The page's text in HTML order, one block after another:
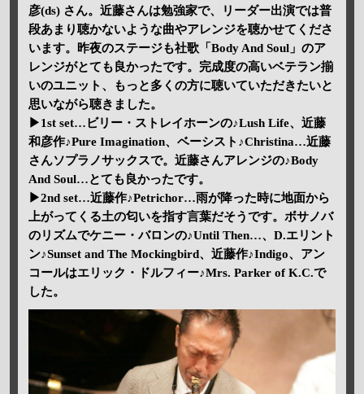
彦(ds) さん。近藤さんは勉強家で、リーダー出演では普
段あまり聴かないような曲やアレンジを聴かせてくださ
います。昨夜のステージも社歌「Body And Soul」のア
レンジがとても良かったです。完成度の高いベテラン揃
いのユニット、もっと多くの方に聴いていただきたいと
思いながら聴きました。
▶1st set…ビリー・ストレイホーンの♪Lush Life、近藤
和彦作♪Pure Imagination、ベーシスト♪Christina…近藤
さんソプラノサックスで。近藤さんアレンジの♪Body
And Soul…とても良かったです。
▶2nd set…近藤作♪Petrichor…雨が降った時に地面から
上がってくる土の匂いを指す言葉だそうです。ボサノバ
のリズムでケニー・バロンの♪Until Then…、D.エリント
ン♪Sunset and The Mockingbird、近藤作♪Indigo、アン
コールはエリック・ドルフィー♪Mrs. Parker of K.C.で
した。